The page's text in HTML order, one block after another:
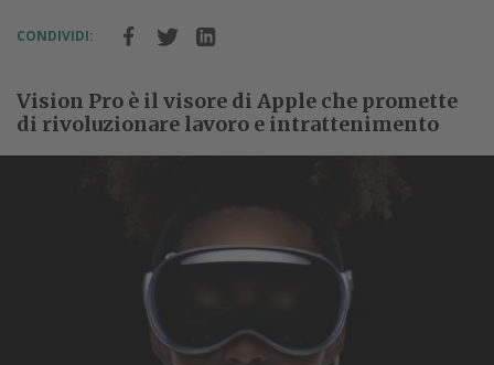
CONDIVIDI:
Vision Pro è il visore di Apple che promette
di rivoluzionare lavoro e intrattenimento